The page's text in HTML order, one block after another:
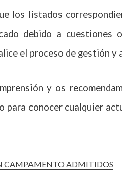
los listados
debido a cuestiones
el proceso de gestión y
y os
para conocer cualquier
CAMPAMENTO ADMITIDOS